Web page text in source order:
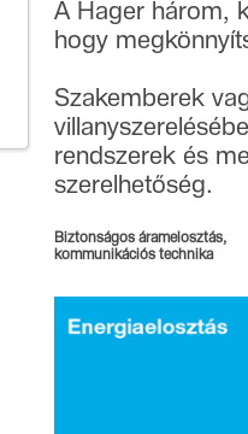
A Hager három,
hogy
Szakemberek
rendszerek és
szerelhetőség.
Biztonságos áramelosztás,
kommunikációs technika